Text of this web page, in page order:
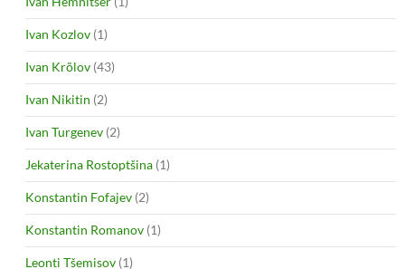
Ivan Kozlov (1)
Ivan Krõlov (43)
Ivan Nikitin (2)
Ivan Turgenev (2)
Jekaterina Rostoptšina (1)
Konstantin Fofajev (2)
Konstantin Romanov (1)
Leonti Tšemisov (1)